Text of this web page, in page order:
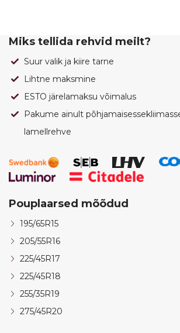
Miks tellida rehvid meilt?
Suur valik ja kiire tarne
Lihtne maksmine
ESTO järelamaksu võimalus
Pakume ainult
lamellrehve
Pouplaarsed mõõdud
195/65R15
205/55R16
225/45R17
225/45R18
255/35R19
275/45R20